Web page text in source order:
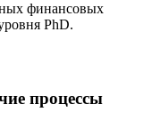
финансовых
PhD.
процессы